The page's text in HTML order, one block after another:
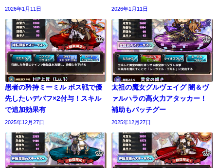
2026年1月11日 2026年1月11日
愚者の矜持ミーミル ボス戦で優
先したいデバフ×2付与！スキル
で追加効果有
2025年12月27日
太祖の魔女グルヴェイグ 闇＆ヴ
ァルハラの高火力アタッカー！
補助もバッチグー
2025年12月27日